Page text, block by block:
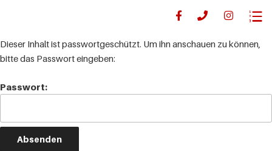
Dieser Inhalt ist passwortgeschützt. Um ihn anschauen zu können,
bitte das Passwort eingeben:
Passwort: